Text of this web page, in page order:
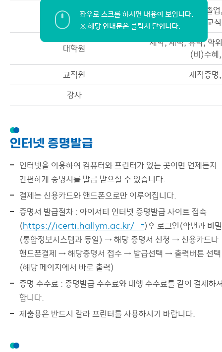
대학
재학, 제적, 휴학, 졸
수혜, 교
대학원
재학, 제적, 휴학, 학
(비)수혜
교직원
재직증명
강사
인터넷 증명발급
인터넷을 이용하여 컴퓨터와 프린터가 있는 곳이면 언제든지
간편하게 증명서를 발급 받으실 수 있습니다.
결제는 신용카드와 핸드폰으로만 이루어집니다.
증명서 발급절차 : 아이서티 인터넷 증명발급 사이트 접속
(https://icerti.hallym.ac.kr/
)후 로그인(학번과 비
(통합정보시스템과 동일) → 해당 증명서 신청 → 신용카드나
핸드폰결제 → 해당증명서 접수 → 발급선택 → 출력버튼 선택
(해당 페이지에서 바로 출력)
증명 수수료 : 증명발급 수수료와 대행 수수료를 같이 결제하
합니다.
제출용은 반드시 칼라 프린터를 사용하시기 바랍니다.